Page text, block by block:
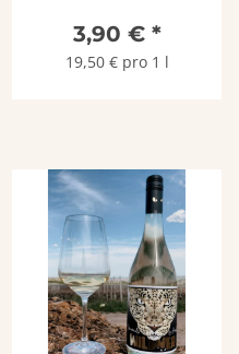
3,90 € *
19,50 € pro 1 l